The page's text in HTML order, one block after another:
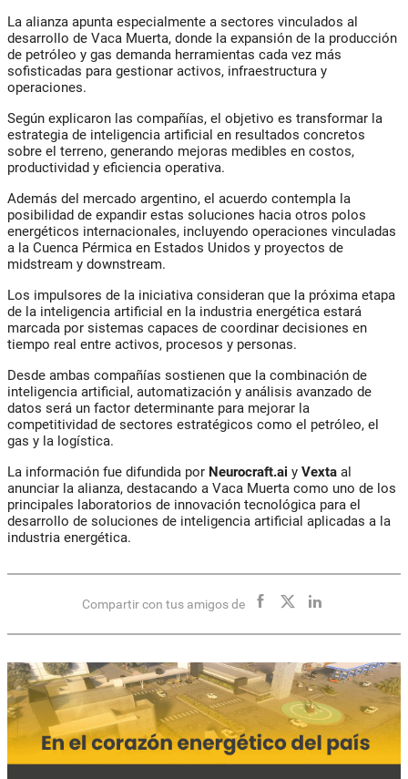
La alianza apunta especialmente a sectores vinculados al
desarrollo de Vaca Muerta, donde la expansión de la producción
de petróleo y gas demanda herramientas cada vez más
sofisticadas para gestionar activos, infraestructura y
operaciones.
Según explicaron las compañías, el objetivo es transformar la
estrategia de inteligencia artificial en resultados concretos
sobre el terreno, generando mejoras medibles en costos,
productividad y eficiencia operativa.
Además del mercado argentino, el acuerdo contempla la
posibilidad de expandir estas soluciones hacia otros polos
energéticos internacionales, incluyendo operaciones vinculadas
a la Cuenca Pérmica en Estados Unidos y proyectos de
midstream y downstream.
Los impulsores de la iniciativa consideran que la próxima etapa
de la inteligencia artificial en la industria energética estará
marcada por sistemas capaces de coordinar decisiones en
tiempo real entre activos, procesos y personas.
Desde ambas compañías sostienen que la combinación de
inteligencia artificial, automatización y análisis avanzado de
datos será un factor determinante para mejorar la
competitividad de sectores estratégicos como el petróleo, el
gas y la logística.
La información fue difundida por Neurocraft.ai y Vexta al
anunciar la alianza, destacando a Vaca Muerta como uno de los
principales laboratorios de innovación tecnológica para el
desarrollo de soluciones de inteligencia artificial aplicadas a la
industria energética.
Compartir con tus amigos de